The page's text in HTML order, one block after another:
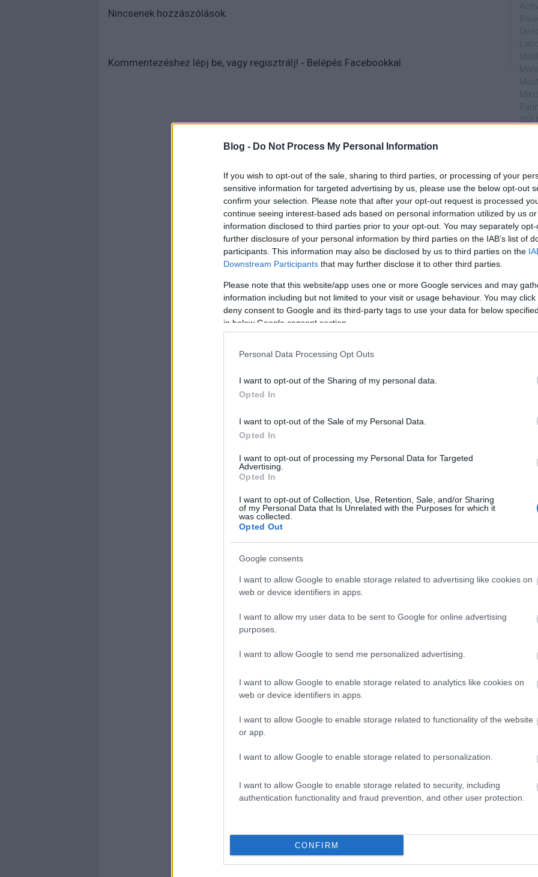
Blog - Do Not Process My Personal Information
If you wish to opt-out of the sale, sharing to third parties, or processing of your
sensitive information for targeted advertising by us, please use the below opt-out
confirm your selection. Please note that after your opt-out request is processed
continue seeing interest-based ads based on personal information utilized by us
information disclosed to third parties prior to your opt-out. You may separately
further disclosure of your personal information by third parties on the IAB’s list of
participants. This information may also be disclosed by us to third parties on the
Downstream Participants that may further disclose it to other third parties.
Please note that this website/app uses one or more Google services and may
information including but not limited to your visit or usage behaviour. You may
deny consent to Google and its third-party tags to use your data for below
in below Google consent section.
Personal Data Processing Opt Outs
I want to opt-out of the Sharing of my personal data.
Opted In
I want to opt-out of the Sale of my Personal Data.
Opted In
I want to opt-out of processing my Personal Data for Targeted
Advertising.
Opted In
I want to opt-out of Collection, Use, Retention, Sale, and/or Sharing
of my Personal Data that Is Unrelated with the Purposes for which it
was collected.
Opted Out
Google consents
I want to allow Google to enable storage related to advertising like cookies on
web or device identifiers in apps.
I want to allow my user data to be sent to Google for online advertising
purposes.
I want to allow Google to send me personalized advertising.
I want to allow Google to enable storage related to analytics like cookies on
web or device identifiers in apps.
I want to allow Google to enable storage related to functionality of the website
or app.
I want to allow Google to enable storage related to personalization.
I want to allow Google to enable storage related to security, including
authentication functionality and fraud prevention, and other user protection.
CONFIRM
Nincsenek hozzászólások.
Kommentezéshez lépj be, vagy regisztrálj! ‐ Belépés Facebookkal
SDI
AMC
A
A
játék
M4